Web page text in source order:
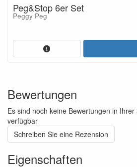
Peg&Stop 6er Set
Peggy Peg
Bewertungen
Es sind noch keine Bewertungen in
verfügbar
Schreiben Sie eine Rezension
Eigenschaften